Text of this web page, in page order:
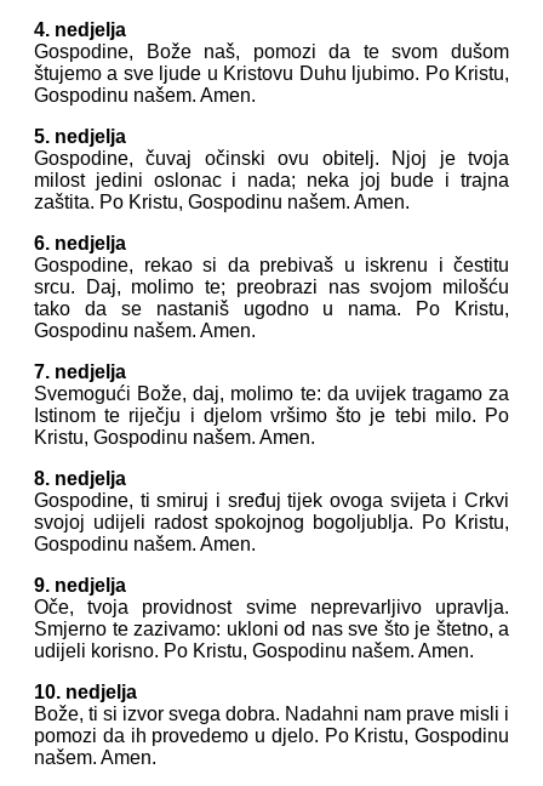
4. nedjelja
Gospodine, Bože naš, pomozi da te svom dušom
štujemo a sve ljude u Kristovu Duhu ljubimo. Po Kristu,
Gospodinu našem. Amen.
5. nedjelja
Gospodine, čuvaj očinski ovu obitelj. Njoj je tvoja
milost jedini oslonac i nada; neka joj bude i trajna
zaštita. Po Kristu, Gospodinu našem. Amen.
6. nedjelja
Gospodine, rekao si da prebivaš u iskrenu i čestitu
srcu. Daj, molimo te; preobrazi nas svojom milošću
tako da se nastaniš ugodno u nama. Po Kristu,
Gospodinu našem. Amen.
7. nedjelja
Svemogući Bože, daj, molimo te: da uvijek tragamo za
Istinom te riječju i djelom vršimo što je tebi milo. Po
Kristu, Gospodinu našem. Amen.
8. nedjelja
Gospodine, ti smiruj i sređuj tijek ovoga svijeta i Crkvi
svojoj udijeli radost spokojnog bogoljublja. Po Kristu,
Gospodinu našem. Amen.
9. nedjelja
Oče, tvoja providnost svime neprevarljivo upravlja.
Smjerno te zazivamo: ukloni od nas sve što je štetno, a
udijeli korisno. Po Kristu, Gospodinu našem. Amen.
10. nedjelja
Bože, ti si izvor svega dobra. Nadahni nam prave misli i
pomozi da ih provedemo u djelo. Po Kristu, Gospodinu
našem. Amen.